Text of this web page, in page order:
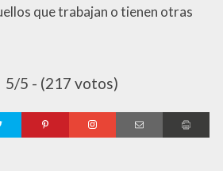
que trabajan o tienen otras
5/5 - (217 votos)